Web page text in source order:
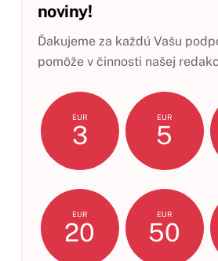
noviny!
Ďakujeme za každú Vašu
pomôže v činnosti našej
EUR
3
EUR
5
EUR
20
EUR
50